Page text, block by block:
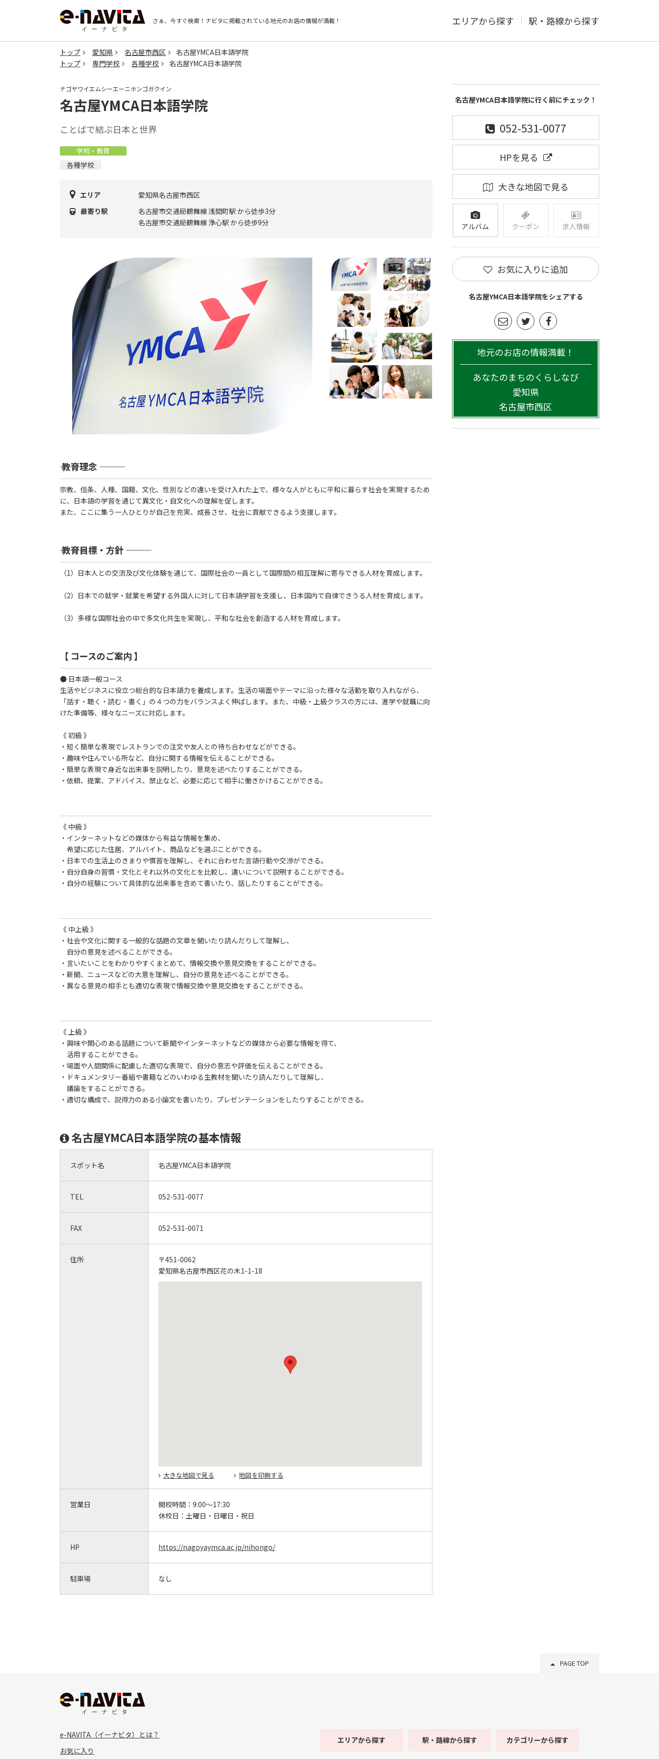
さぁ、今すぐ検索！ ナビタに掲載されている地元のお店の情報が満載！ エリアから探す 駅・路線から探す
トップ 愛知県 名古屋市西区
名古屋YMCA日本語学院
トップ
専門学校 各種学校 名古屋YMCA日本語学院
ナゴヤワイエムシーエーニホンゴガクイン
名古屋YMCA日本語学院
ことばで結ぶ日本と世界
学校・教育
各種学校
エリア
愛知県名古屋市西区
最寄り駅
名古屋市交通局鶴舞線 浅間町駅 から徒歩3分
名古屋市交通局鶴舞線 浄心駅 から徒歩9分
――― 教育理念 ―――
宗教、信条、人種、国籍、文化、性別などの違いを受け入れた上で、様々な人がともに平和に暮らす社会を実現するため
に、日本語の学習を通じて異文化・自文化への理解を促します。
また、ここに集う一人ひとりが自己を充実、成長させ、社会に貢献できるよう支援します。
――― 教育目標・方針 ―――
（1）日本人との交流及び文化体験を通じて、国際社会の一員として国際間の相互理解に寄与できる人材を育成します。
（2）日本での就学・就業を希望する外国人に対して日本語学習を支援し、日本国内で自律できうる人材を育成します。
（3）多様な国際社会の中で多文化共生を実現し、平和な社会を創造する人材を育成します。
【 コースのご案内 】
● 日本語一般コース
生活やビジネスに役立つ総合的な日本語力を養成します。生活の場面やテーマに沿った様々な活動を取り入れながら、
「話す・聴く・読む・書く」の４つの力をバランスよく伸ばします。また、中級・上級クラスの方には、進学や就職に向
けた準備等、様々なニーズに対応します。
《 初級 》
・短く簡単な表現でレストランでの注文や友人との待ち合わせなどができる。
・趣味や住んでいる所など、自分に関する情報を伝えることができる。
・簡単な表現で身近な出来事を説明したり、意見を述べたりすることができる。
・依頼、提案、アドバイス、禁止など、必要に応じて相手に働きかけることができる。
《 中級 》
・インターネットなどの媒体から有益な情報を集め、
希望に応じた住居、アルバイト、商品などを選ぶことができる。
・日本での生活上のきまりや慣習を理解し、それに合わせた言語行動や交渉ができる。
・自分自身の習慣・文化とそれ以外の文化とを比較し、違いについて説明することができる。
・自分の経験について具体的な出来事を含めて書いたり、話したりすることができる。
《 中上級 》
・社会や文化に関する一般的な話題の文章を聞いたり読んだりして理解し、
自分の意見を述べることができる。
・言いたいことをわかりやすくまとめて、情報交換や意見交換をすることができる。
・新聞、ニュースなどの大意を理解し、自分の意見を述べることができる。
・異なる意見の相手とも適切な表現で情報交換や意見交換をすることができる。
《 上級 》
・興味や関心のある話題について新聞やインターネットなどの媒体から必要な情報を得て、
活用することができる。
・場面や人間関係に配慮した適切な表現で、自分の意志や評価を伝えることができる。
・ドキュメンタリー番組や書籍などのいわゆる生教材を聞いたり読んだりして理解し、
議論をすることができる。
・適切な構成で、説得力のある小論文を書いたり、プレゼンテーションをしたりすることができる。
名古屋YMCA日本語学院の基本情報
スポット名 名古屋YMCA日本語学院
TEL 052-531-0077
FAX 052-531-0071
住所
〒451-0062
愛知県名古屋市西区花の木1-1-18
大きな地図で見る 地図を印刷する
営業日 開校時間： 9:00～17:30
休校日： 土曜日・日曜日・祝日
HP https://nagoyaymca.ac.jp/nihongo/
駐車場 なし
名古屋YMCA日本語学院に行く前にチェック！
052-531-0077
HPを見る
大きな地図で見る
アルバム クーポン 求人情報
お気に入りに追加
名古屋YMCA日本語学院をシェアする
地元のお店の情報満載！
あなたのまちのくらしなび
愛知県
名古屋市西区
PAGE TOP
e-NAVITA（イーナビタ）とは？
お気に入り
エリアから探す 駅・路線から探す カテゴリーから探す